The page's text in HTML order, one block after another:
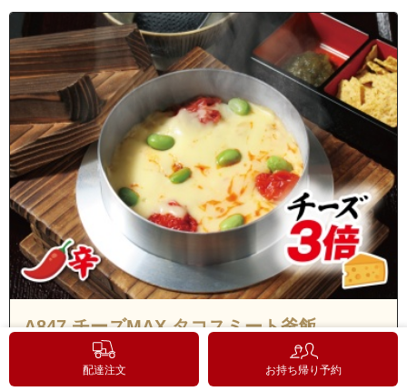
A847 チーズMAX タコスミート釜飯
(2,041円/税込)
1個 タコスミート・ミニトマト・ゴーダチーズ（3倍盛
配達注文 お持ち帰り予約